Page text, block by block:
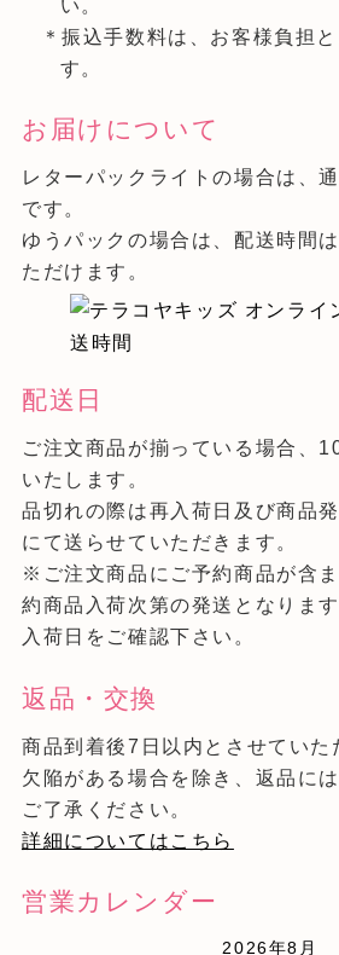
い。
＊振込手数料は、お客様負担
す。
お届けについて
レターパックライトの場合は、
です。
ゆうパックの場合は、配送時間
ただけます。
配送日
ご注文商品が揃っている場合、
いたします。
品切れの際は再入荷日及び商品
にて送らせていただきます。
※ご注文商品にご予約商品が含
約商品入荷次第の発送となりま
入荷日をご確認下さい。
返品・交換
商品到着後7日以内とさせていた
欠陥がある場合を除き、返品に
ご了承ください。
詳細についてはこちら
営業カレンダー
2026年8月